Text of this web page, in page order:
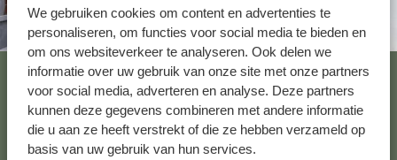
We gebruiken cookies om content en advertenties te
personaliseren, om functies voor social media te bieden en
om ons websiteverkeer te analyseren. Ook delen we
informatie over uw gebruik van onze site met onze partners
voor social media, adverteren en analyse. Deze partners
kunnen deze gegevens combineren met andere informatie
die u aan ze heeft verstrekt of die ze hebben verzameld op
basis van uw gebruik van hun services.
Altijd in de buurt
Bekijk alle 62 winkels